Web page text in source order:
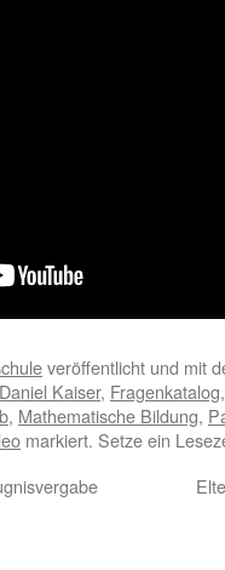
veröffentlicht und mit
Daniel Kaiser, Fragenkatalog
, Mathematische Bildung,
markiert. Setze ein